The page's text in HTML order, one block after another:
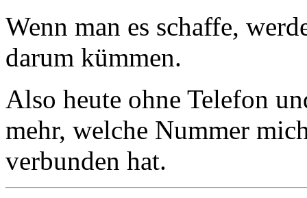
Wenn man es schaffe,
darum kümmen.
Also heute ohne Telefon
mehr, welche Nummer
verbunden hat.